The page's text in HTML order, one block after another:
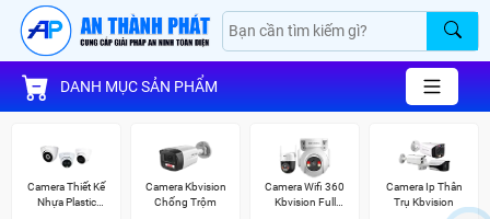
DANH MỤC SẢN PHẨM
Camera Thiết Kế
Nhựa Plastic
Camera Kbvision
Chống Trộm
Camera Wifi 360
Kbvision Full
Camera Ip Thân
Trụ Kbvision